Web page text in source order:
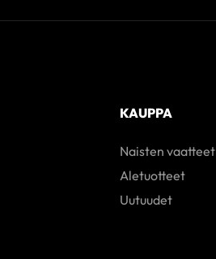
KAUPPA
Naisten vaatteet
Aletuotteet
Uutuudet